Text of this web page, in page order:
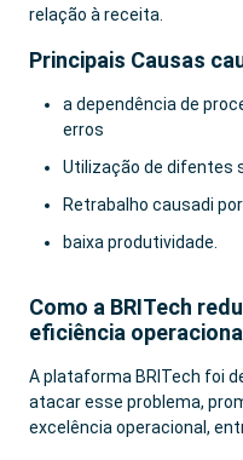
relação à receita.
Principais Causas
a dependência de
erros
Utilização de difentes
Retrabalho causadi
baixa produtividade.
Como a BRITech
eficiência operacional
A plataforma BRITech foi
atacar esse problema,
excelência operacional,